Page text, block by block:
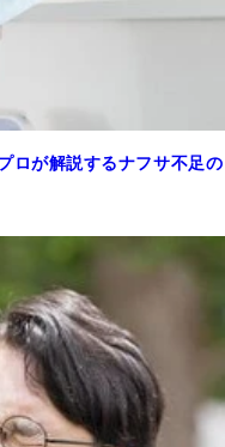
ロが解説するナフサ不足の